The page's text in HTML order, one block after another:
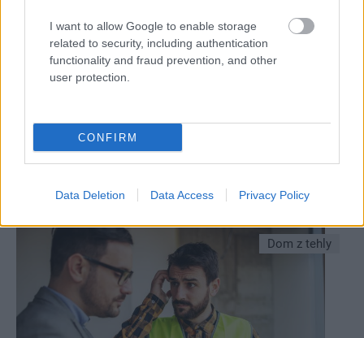
I want to allow Google to enable storage
related to security, including authentication
functionality and fraud prevention, and other
user protection.
CONFIRM
Data Deletion Data Access Privacy Policy
Kúpili sme chalupu, na veľkú rekonštrukciu ale
Dom z tehly